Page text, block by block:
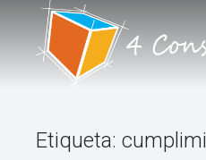
NOSOTROS
Etiqueta: